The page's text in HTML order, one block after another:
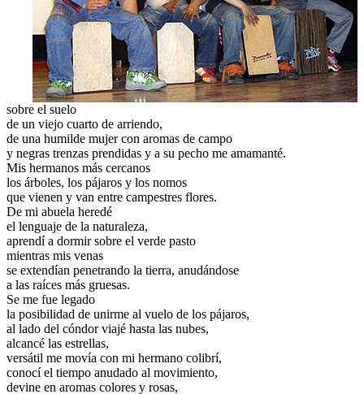
sobre el suelo
de un viejo cuarto de arriendo,
de una humilde mujer con aromas de campo
y negras trenzas prendidas y a su pecho me amamanté.
Mis hermanos más cercanos
los árboles, los pájaros y los nomos
que vienen y van entre campestres flores.
De mi abuela heredé
el lenguaje de la naturaleza,
aprendí a dormir sobre el verde pasto
mientras mis venas
se extendían penetrando la tierra, anudándose
a las raíces más gruesas.
Se me fue legado
la posibilidad de unirme al vuelo de los pájaros,
al lado del cóndor viajé hasta las nubes,
alcancé las estrellas,
versátil me movía con mi hermano colibrí,
conocí el tiempo anudado al movimiento,
devine en aromas colores y rosas,